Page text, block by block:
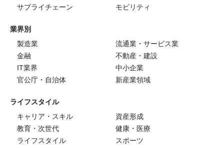
サプライチェーン
モビリティ
業界別
製造業
流通業・サービス業
金融
不動産・建設
IT業界
中小企業
官公庁・自治体
新産業領域
ライフスタイル
キャリア・スキル
資産形成
教育・次世代
健康・医療
ライフスタイル
スポーツ